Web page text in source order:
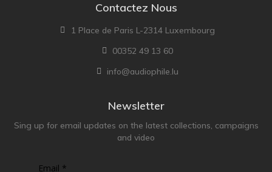
Contactez Nous
1 Place de Paris L-2314 Luxembourg
00352 49 13 60
info@audiophile.lu
Newsletter
Sing up for email updates on the latest collections, campaigns
and video
Email *